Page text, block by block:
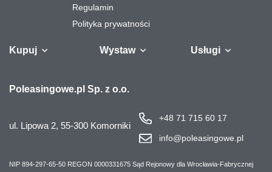
miesięcznie. Rozpoczęliśmy owocną
współpracę z PSA Finance.
zwiększyliśmy nasz teren do 1 hektara.
Kupuj
przyczepy
Wystaw
Twoją flotę
Usługi
Regulamin
Polityka prywatności
Poleasingowe.pl Sp. z o.o.
ul. Lipowa 2, 55-300 Komorniki
+48 71 715 60 17
info@poleasingowe.pl
NIP 894-297-65-50 REGON 0000331675 Sąd Rejonowy dla Wrocławia-Fabrycznej